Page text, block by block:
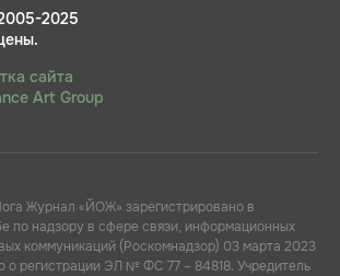
2025
сайта
Art Group
Журнал «ЙОЖ» зарегистрировано в
по надзору в сфере связи, информационных
коммуникаций (Роскомнадзор) 03 марта 2023
о регистрации ЭЛ № ФС 77 – 84818. Учредитель